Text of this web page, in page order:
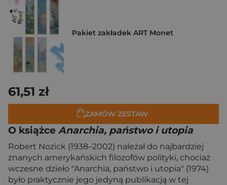
Pakiet zakładek ART Monet
61,51 zł
ZAMÓW ZESTAW
O książce Anarchia, państwo i utopia
Robert Nozick (1938–2002) należał do najbardziej
znanych amerykańskich filozofów polityki, chociaż
wczesne dzieło "Anarchia, państwo i utopia" (1974)
było praktycznie jego jedyną publikacją w tej